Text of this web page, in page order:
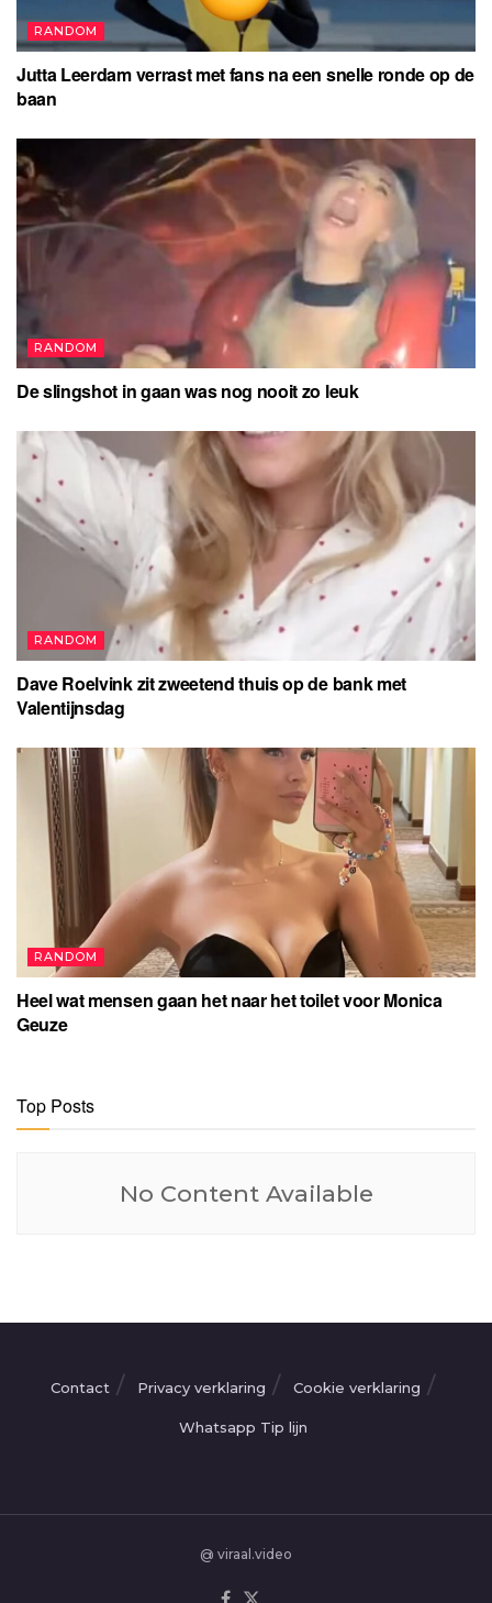
RANDOM
Jutta Leerdam verrast met fans na een snelle ronde op de
baan
RANDOM
De slingshot in gaan was nog nooit zo leuk
RANDOM
Dave Roelvink zit zweetend thuis op de bank met
Valentijnsdag
RANDOM
Heel wat mensen gaan het naar het toilet voor Monica
Geuze
Top Posts
No Content Available
Contact Privacy verklaring Cookie verklaring
Whatsapp Tip lijn
@ viraal.video